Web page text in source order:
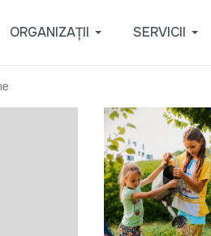
ORGANIZAȚII SERVICII